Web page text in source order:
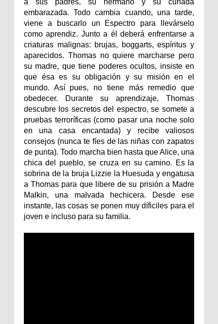
a sus padres, su hermano y su cuñada
embarazada. Todo cambia cuando, una tarde,
viene a buscarlo un Espectro para llevárselo
como aprendiz. Junto a él deberá enfrentarse a
criaturas malignas: brujas, boggarts, espíritus y
aparecidos. Thomas no quiere marcharse pero
su madre, que tiene poderes ocultos, insiste en
que ésa es su obligación y su misión en el
mundo. Así pues, no tiene más remedio que
obedecer. Durante su aprendizaje, Thomas
descubre los secretos del espectro, se somete a
pruebas terroríficas (como pasar una noche solo
en una casa encantada) y recibe valiosos
consejos (nunca te fíes de las niñas con zapatos
de punta). Todo marcha bien hasta que Alice, una
chica del pueblo, se cruza en su camino. Es la
sobrina de la bruja Lizzie la Huesuda y engatusa
a Thomas para que libere de su prisión a Madre
Malkin, una malvada hechicera. Desde ese
instante, las cosas se ponen muy díficiles para el
joven e incluso para su familia.